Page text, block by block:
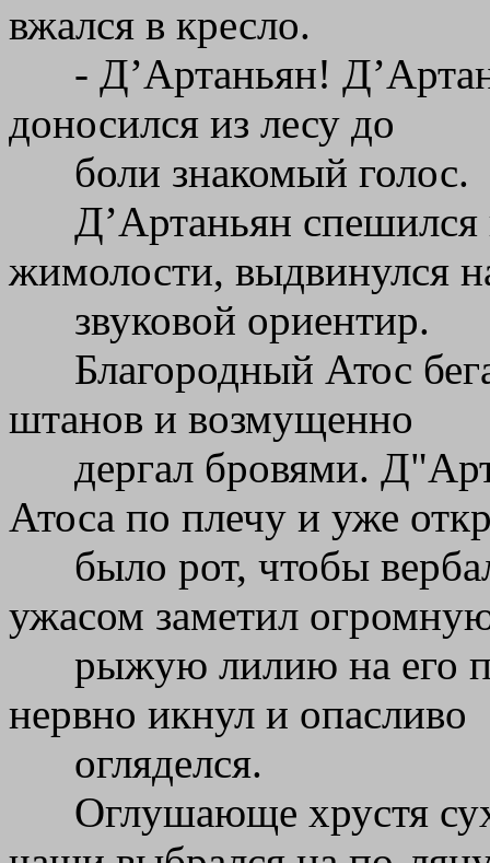
вжался в кресло.
- Д’Артаньян!
доносился из лесу до
боли знакомый голос.
Д’Артаньян
жимолости, выдвинулся
звуковой ориентир.
Благородный Атос
штанов и возмущенно
дергал бровями.
Атоса по плечу и уже
было рот, чтобы
ужасом заметил
рыжую лилию на его
нервно икнул и опасливо
огляделся.
Оглушающе хрустя